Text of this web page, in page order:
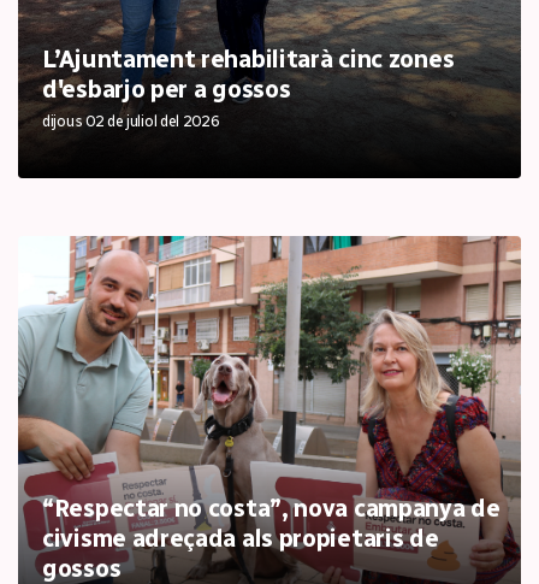
L’Ajuntament rehabilitarà cinc zones
d'esbarjo per a gossos
dijous 02 de juliol del 2026
“Respectar no costa”, nova campanya de
civisme adreçada als propietaris de
gossos